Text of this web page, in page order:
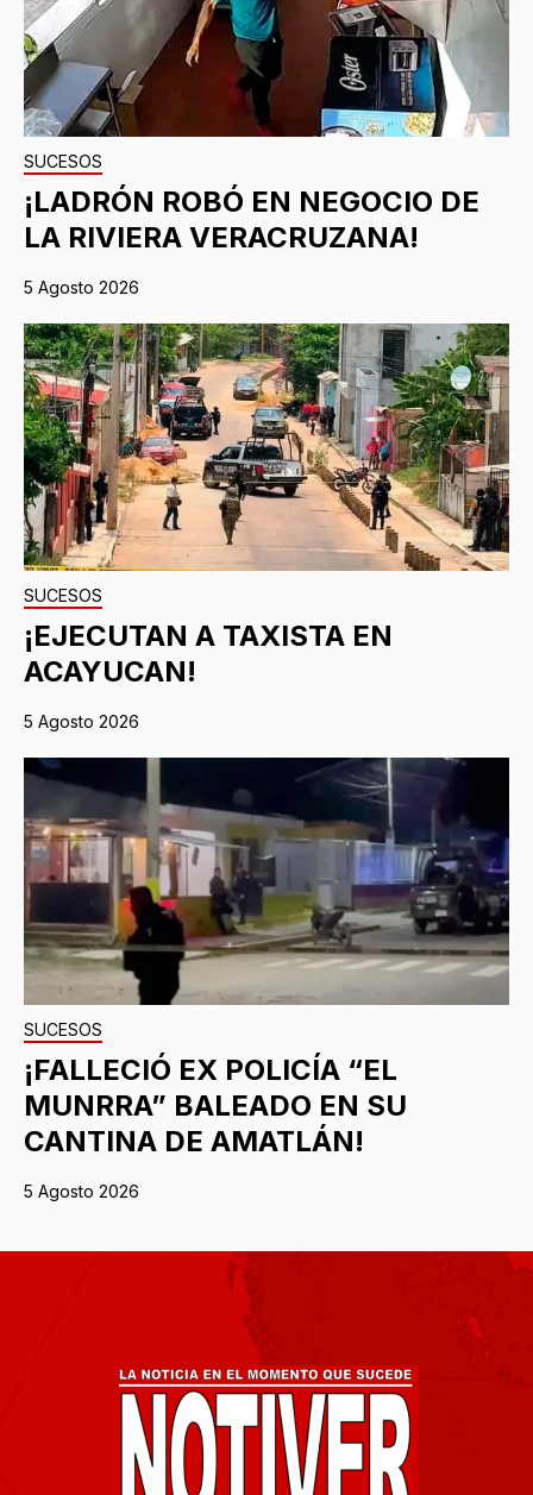
SUCESOS
¡LADRÓN ROBÓ EN NEGOCIO DE
LA RIVIERA VERACRUZANA!
5 Agosto 2026
SUCESOS
¡EJECUTAN A TAXISTA EN
ACAYUCAN!
5 Agosto 2026
SUCESOS
¡FALLECIÓ EX POLICÍA “EL
MUNRRA” BALEADO EN SU
CANTINA DE AMATLÁN!
5 Agosto 2026